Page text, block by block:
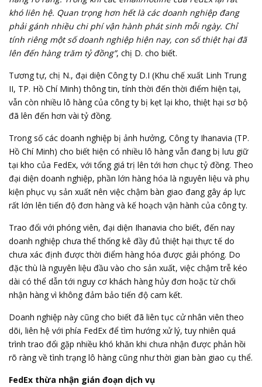
khó liên hệ. Quan trọng hơn hết là các doanh nghiệp đang
phải gánh nhiều chi phí vận hành phát sinh mỗi ngày. Chỉ
tính riêng một số doanh nghiệp hiện nay, con số thiệt hại đã
lên đến hàng trăm tỷ đồng”, chị D. cho biết.
Tương tự, chị N., đại diện Công ty D.I (Khu chế xuất Linh Trung
II, TP. Hồ Chí Minh) thông tin, tính thời đến thời điểm hiện tại,
vẫn còn nhiều lô hàng của công ty bị kẹt lại kho, thiệt hại sơ bộ
đã lên đến hơn vài tỷ đồng.
Trong số các doanh nghiệp bị ảnh hưởng, Công ty Ihanavia (TP.
Hồ Chí Minh) cho biết hiện có nhiều lô hàng vẫn đang bị lưu giữ
tại kho của FedEx, với tổng giá trị lên tới hơn chục tỷ đồng. Theo
đại diện doanh nghiệp, phần lớn hàng hóa là nguyên liệu và phụ
kiện phục vụ sản xuất nên việc chậm bàn giao đang gây áp lực
rất lớn lên tiến độ đơn hàng và kế hoạch vận hành của công ty.
Trao đổi với phóng viên, đại diện Ihanavia cho biết, đến nay
doanh nghiệp chưa thể thống kê đầy đủ thiệt hại thực tế do
chưa xác định được thời điểm hàng hóa được giải phóng. Do
đặc thù là nguyên liệu đầu vào cho sản xuất, việc chậm trễ kéo
dài có thể dẫn tới nguy cơ khách hàng hủy đơn hoặc từ chối
nhận hàng vì không đảm bảo tiến độ cam kết.
Doanh nghiệp này cũng cho biết đã liên tục cử nhân viên theo
dõi, liên hệ với phía FedEx để tìm hướng xử lý, tuy nhiên quá
trình trao đổi gặp nhiều khó khăn khi chưa nhận được phản hồi
rõ ràng về tình trạng lô hàng cũng như thời gian bàn giao cụ thể.
FedEx thừa nhận gián đoạn dịch vụ